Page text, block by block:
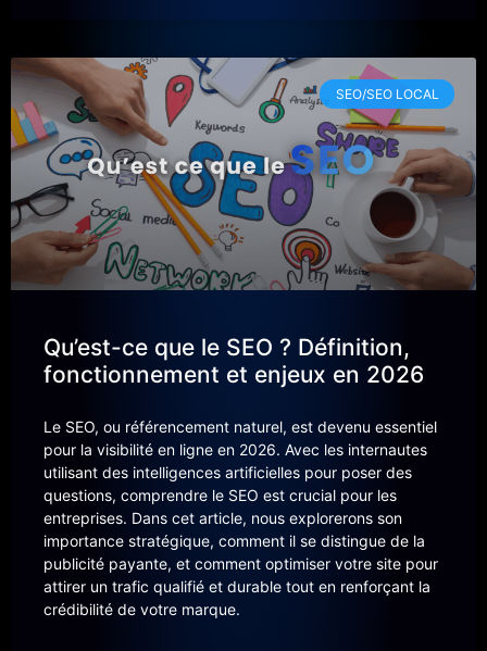
SEO/SEO LOCAL
Qu’est-ce que le SEO ? Définition,
fonctionnement et enjeux en 2026
Le SEO, ou référencement naturel, est devenu essentiel
pour la visibilité en ligne en 2026. Avec les internautes
utilisant des intelligences artificielles pour poser des
questions, comprendre le SEO est crucial pour les
entreprises. Dans cet article, nous explorerons son
importance stratégique, comment il se distingue de la
publicité payante, et comment optimiser votre site pour
attirer un trafic qualifié et durable tout en renforçant la
crédibilité de votre marque.